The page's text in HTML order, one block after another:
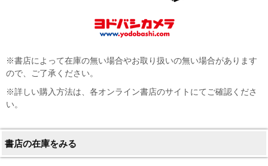
※書店によって在庫の無い場合やお取り扱いの無い場合があります
ので、ご了承ください。
※詳しい購入方法は、各オンライン書店のサイトにてご確認くださ
い。
書店の在庫をみる